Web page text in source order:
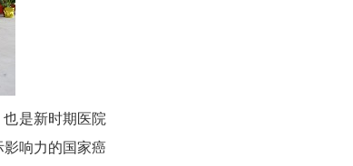
是新时期医院
响力的国家癌